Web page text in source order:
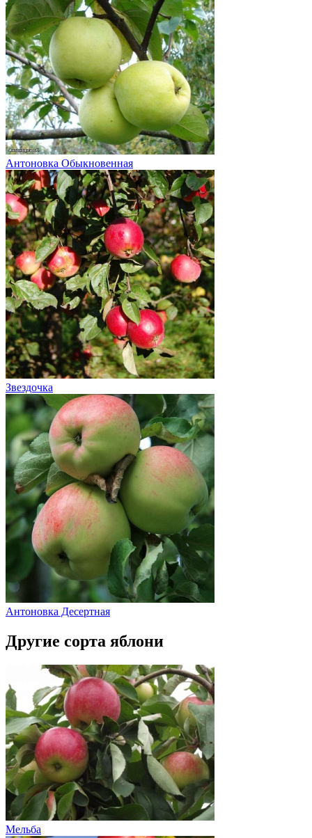
Антоновка Обыкновенная
Звездочка
Антоновка Десертная
Другие сорта яблони
Мельба